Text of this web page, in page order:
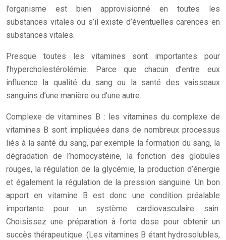
l’organisme est bien approvisionné en toutes les
substances vitales ou s’il existe d’éventuelles carences en
substances vitales.
Presque toutes les vitamines sont importantes pour
l’hypercholestérolémie. Parce que chacun d’entre eux
influence la qualité du sang ou la santé des vaisseaux
sanguins d’une manière ou d’une autre.
Complexe de vitamines B : les vitamines du complexe de
vitamines B sont impliquées dans de nombreux processus
liés à la santé du sang, par exemple la formation du sang, la
dégradation de l’homocystéine, la fonction des globules
rouges, la régulation de la glycémie, la production d’énergie
et également la régulation de la pression sanguine. Un bon
apport en vitamine B est donc une condition préalable
importante pour un système cardiovasculaire sain.
Choisissez une préparation à forte dose pour obtenir un
succès thérapeutique. (Les vitamines B étant hydrosolubles,